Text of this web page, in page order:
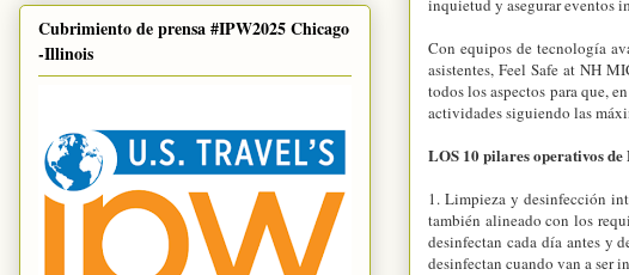
inquietud y asegurar eventos
Con equipos de tecnología
asistentes, Feel Safe at NH
todos los aspectos para que,
actividades siguiendo las
LOS 10 pilares operativos
1. Limpieza y desinfección
también alineado con los
desinfectan cada día antes y
desinfectan cuando van a ser
Cubrimiento de prensa #IPW2025 Chicago
-Illinois